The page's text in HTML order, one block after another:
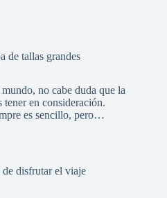
de tallas grandes
no cabe duda que la
tener en consideración.
es sencillo, pero…
disfrutar el viaje